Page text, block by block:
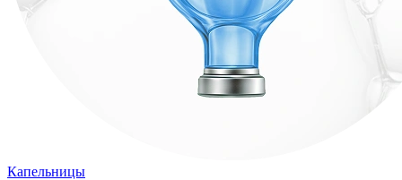
Капельницы